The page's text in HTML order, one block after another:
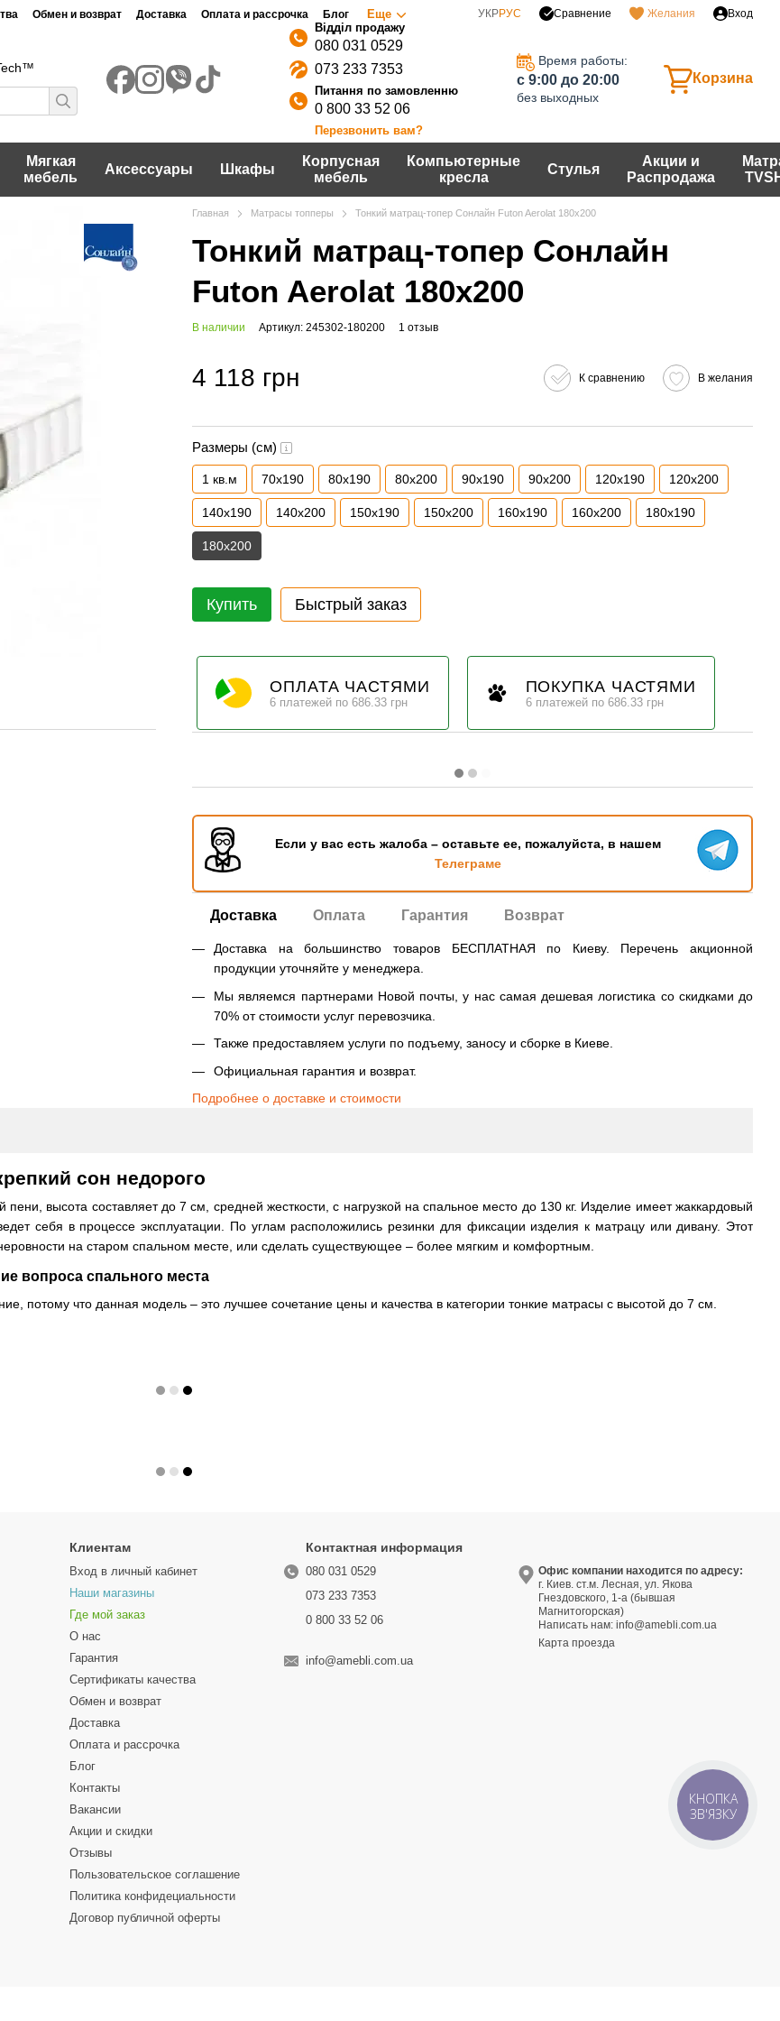
Обмен и возврат Доставка Оплата и рассрочка Блог Еще УКРРУС Сравнение Желания Вход
080 031 0529
073 233 7353
0 800 33 52 06
Перезвонить вам?
Время работы:
c 9:00 до 20:00
без выходных
Корзина
Мягкая
мебель
Аксессуары Шкафы
Корпусная
мебель
Компьютерные
кресла
Стулья
Акции и
Распродажа
Главная Матрасы топперы Тонкий матрац-топер Сонлайн Futon Aerolat 180x200
Тонкий матрац-топер Сонлайн
Futon Aerolat 180x200
В наличии Артикул: 245302-180200 1 отзыв
4 118 грн К сравнению В желания
Размеры (см)
1 кв.м 70х190 80х190 80х200 90х190 90х200 120х190 120х200
140х190 140х200 150х190 150х200 160х190 160х200 180х190
180х200
Купить Быстрый заказ
ОПЛАТА ЧАСТЯМИ
6 платежей по 686.33 грн
ПОКУПКА ЧАСТЯМИ
6 платежей по 686.33 грн
Если у вас есть жалоба – оставьте ее, пожалуйста, в нашем
Телеграме
Доставка Оплата Гарантия Возврат
Доставка на большинство товаров БЕСПЛАТНАЯ по Киеву. Перечень акционной
продукции уточняйте у менеджера.
Мы являемся партнерами Новой почты, у нас самая дешевая логистика со скидками до
70% от стоимости услуг перевозчика.
Также предоставляем услуги по подъему, заносу и сборке в Киеве.
Официальная гарантия и возврат.
Подробнее о доставке и стоимости
сон недорого
пени, высота составляет до 7 см, средней жесткости, с нагрузкой на спальное место до 130 кг. Изделие имеет жаккардовый
себя в процессе эксплуатации. По углам расположились резинки для фиксации изделия к матрацу или дивану. Этот
на старом спальном месте, или сделать существующее – более мягким и комфортным.
вопроса спального места
потому что данная модель – это лучшее сочетание цены и качества в категории тонкие матрасы с высотой до 7 см.
Клиентам
Вход в личный кабинет
Наши магазины
Где мой заказ
О нас
Гарантия
Сертификаты качества
Обмен и возврат
Доставка
Оплата и рассрочка
Блог
Контакты
Вакансии
Акции и скидки
Отзывы
Пользовательское соглашение
Политика конфидециальности
Договор публичной оферты
Контактная информация
080 031 0529
073 233 7353
0 800 33 52 06
info@amebli.com.ua
Офис компании находится по адресу:
г. Киев. ст.м. Лесная, ул. Якова
Гнездовского, 1-а (бывшая
Магнитогорская)
Написать нам:info@amebli.com.ua
Карта проезда
КНОПКА
ЗВ'ЯЗКУ